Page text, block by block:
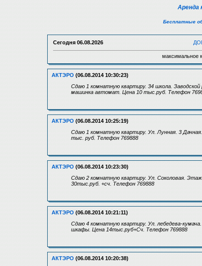
Аренда
Бесплатные
Сегодня 06.08.2026
максимальное
АКТЭРО (06.08.2014 10:30:23)
Сдаю 1 комнатную квартиру. 34 школа.
машинка автомат. Цена 10 тыс.руб. Телефон
АКТЭРО (06.08.2014 10:25:19)
Сдаю 1 комнатную квартиру. Ул. Лунная. 3
тыс. руб. Телефон 769888
АКТЭРО (06.08.2014 10:23:30)
Сдаю 2 комнатную квартиру. Ул. Соколовая.
30тыс.руб. +сч. Телефон 769888
АКТЭРО (06.08.2014 10:21:11)
Сдаю 4 комнатную квартиру. Ул. лебедева-
шкафы. Цена 14тыс.руб+Сч. Телефон 769888
АКТЭРО (06.08.2014 10:20:38)